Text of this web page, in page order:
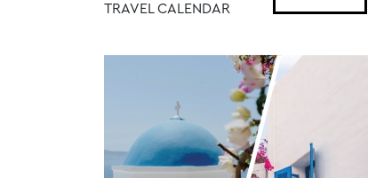
TRAVEL CALENDAR